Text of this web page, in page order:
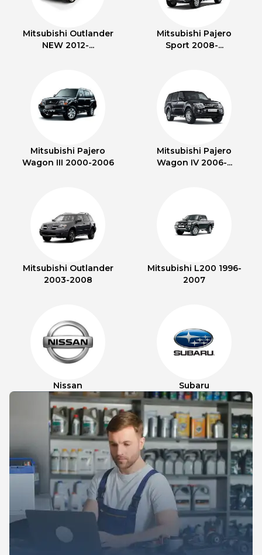
Mitsubishi Outlander
NEW 2012-...
Mitsubishi Pajero
Sport 2008-...
Mitsubishi Pajero
Wagon III 2000-2006
Mitsubishi Pajero
Wagon IV 2006-...
Mitsubishi Outlander
2003-2008
Mitsubishi L200 1996-
2007
Nissan Subaru